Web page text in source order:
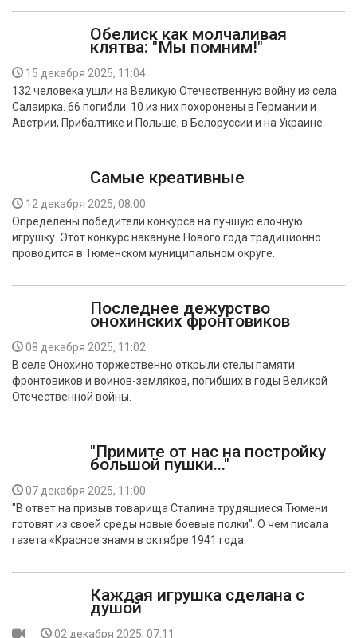
Обелиск как молчаливая
клятва: "Мы помним!"
15 декабря 2025, 11:04
132 человека ушли на Великую Отечественную войну из села
Салаирка. 66 погибли. 10 из них похоронены в Германии и
Австрии, Прибалтике и Польше, в Белоруссии и на Украине.
Самые креативные
12 декабря 2025, 08:00
Определены победители конкурса на лучшую елочную
игрушку. Этот конкурс накануне Нового года традиционно
проводится в Тюменском муниципальном округе.
Последнее дежурство
онохинских фронтовиков
08 декабря 2025, 11:02
В селе Онохино торжественно открыли стелы памяти
фронтовиков и воинов-земляков, погибших в годы Великой
Отечественной войны.
"Примите от нас на постройку
большой пушки..."
07 декабря 2025, 11:00
"В ответ на призыв товарища Сталина трудящиеся Тюмени
готовят из своей среды новые боевые полки". О чем писала
газета «Красное знамя в октябре 1941 года.
Каждая игрушка сделана с
душой
02 декабря 2025, 07:11